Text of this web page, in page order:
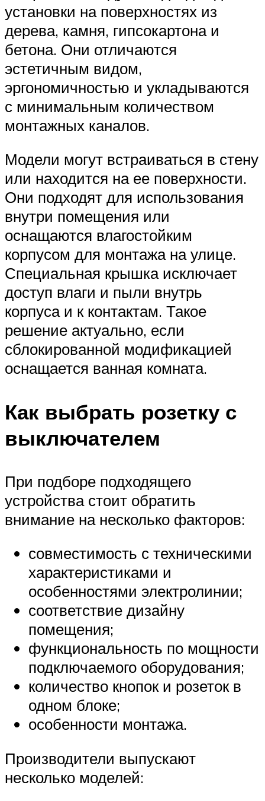
установки на поверхностях из
дерева, камня, гипсокартона и
бетона. Они отличаются
эстетичным видом,
эргономичностью и укладываются
с минимальным количеством
монтажных каналов.
Модели могут встраиваться в стену
или находится на ее поверхности.
Они подходят для использования
внутри помещения или
оснащаются влагостойким
корпусом для монтажа на улице.
Специальная крышка исключает
доступ влаги и пыли внутрь
корпуса и к контактам. Такое
решение актуально, если
сблокированной модификацией
оснащается ванная комната.
Как выбрать розетку с
выключателем
При подборе подходящего
устройства стоит обратить
внимание на несколько факторов:
совместимость с техническими
характеристиками и
особенностями электролинии;
соответствие дизайну
помещения;
функциональность по мощности
подключаемого оборудования;
количество кнопок и розеток в
одном блоке;
особенности монтажа.
Производители выпускают
несколько моделей: